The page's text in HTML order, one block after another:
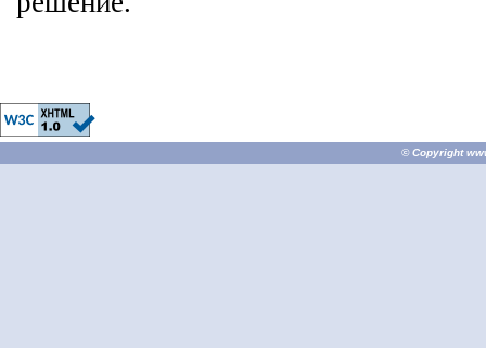
© Copyright